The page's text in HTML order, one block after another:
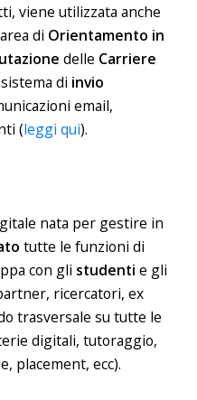
viene utilizzata anche
di Orientamento in
delle Carriere
di invio
email,
(leggi qui).
nata per gestire in
tutte le funzioni di
con gli studenti e gli
ricercatori, ex
trasversale su tutte le
digitali, tutoraggio,
placement, ecc).